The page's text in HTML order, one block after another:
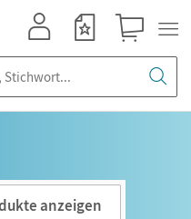
anzeigen